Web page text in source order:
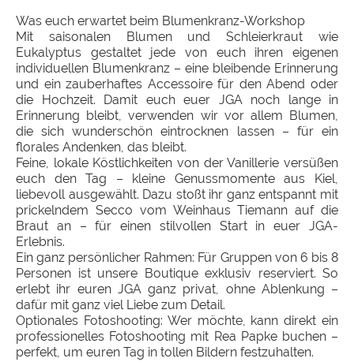
Was euch erwartet beim Blumenkranz-Workshop
Mit saisonalen Blumen und Schleierkraut wie
Eukalyptus gestaltet jede von euch ihren eigenen
individuellen Blumenkranz – eine bleibende Erinnerung
und ein zauberhaftes Accessoire für den Abend oder
die Hochzeit. Damit euch euer JGA noch lange in
Erinnerung bleibt, verwenden wir vor allem Blumen,
die sich wunderschön eintrocknen lassen – für ein
florales Andenken, das bleibt.
Feine, lokale Köstlichkeiten von der Vanillerie versüßen
euch den Tag – kleine Genussmomente aus Kiel,
liebevoll ausgewählt. Dazu stoßt ihr ganz entspannt mit
prickelndem Secco vom Weinhaus Tiemann auf die
Braut an – für einen stilvollen Start in euer JGA-
Erlebnis.
Ein ganz persönlicher Rahmen: Für Gruppen von 6 bis 8
Personen ist unsere Boutique exklusiv reserviert. So
erlebt ihr euren JGA ganz privat, ohne Ablenkung –
dafür mit ganz viel Liebe zum Detail.
Optionales Fotoshooting: Wer möchte, kann direkt ein
professionelles Fotoshooting mit Rea Papke buchen –
perfekt, um euren Tag in tollen Bildern festzuhalten.